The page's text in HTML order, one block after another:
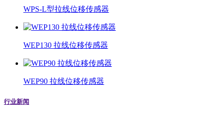
WPS-L型拉线位移传感器
WEP130 拉线位移传感器
WEP90 拉线位移传感器
行业新闻